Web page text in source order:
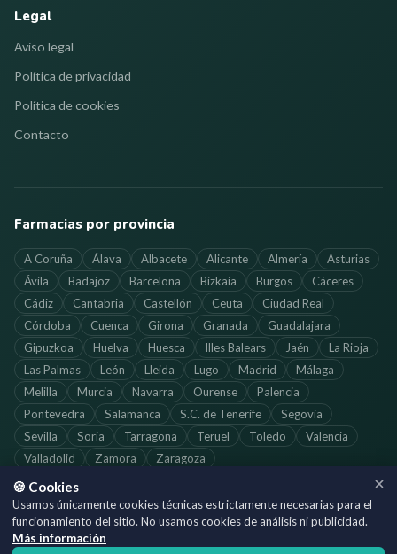
Legal
Aviso legal
Política de privacidad
Política de cookies
Contacto
Farmacias por provincia
A Coruña Álava Albacete Alicante Almería
Asturias
Ávila
Badajoz Barcelona Bizkaia Burgos
Cáceres
Cádiz
Cantabria Castellón Ceuta
Ciudad Real
Córdoba
Cuenca Girona Granada
Guadalajara
Gipuzkoa
Huelva Huesca Illes Balears Jaén
La Rioja
Las Palmas
León Lleida Lugo Madrid
Málaga
Melilla
Murcia Navarra Ourense
Palencia
Pontevedra
Salamanca S.C. de Tenerife
Segovia
Sevilla
Soria Tarragona Teruel Toledo
Valencia
Valladolid
Zamora Zaragoza
©2026SoloFarmacias.es — Todos los derechos reservados
Información actualizada. Verifica los horarios directamente con cada
🍪 Cookies
Usamos únicamente cookies técnicas estrictamente necesarias para el
funcionamiento del sitio. No usamos cookies de análisis ni publicidad.
Más información